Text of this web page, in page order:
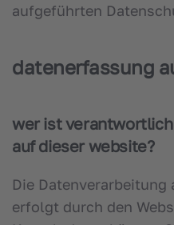
aufgeführten
datenerfassung
wer ist
auf dieser website?
Die Datenverarbeitung
erfolgt durch den